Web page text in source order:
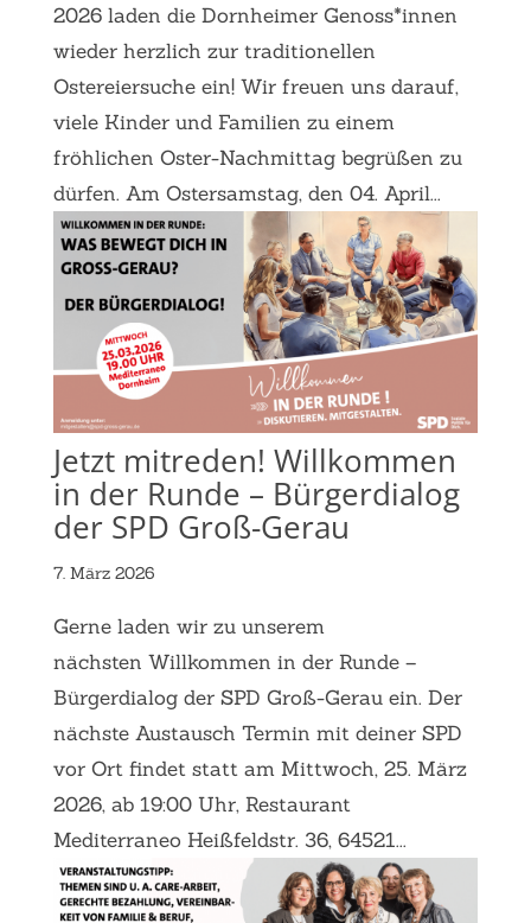
2026 laden die Dornheimer Genoss*innen
wieder herzlich zur traditionellen
Ostereiersuche ein! Wir freuen uns darauf,
viele Kinder und Familien zu einem
fröhlichen Oster-Nachmittag begrüßen zu
dürfen. Am Ostersamstag, den 04. April...
Jetzt mitreden! Willkommen
in der Runde – Bürgerdialog
der SPD Groß-Gerau
7. März 2026
Gerne laden wir zu unserem
nächsten Willkommen in der Runde –
Bürgerdialog der SPD Groß-Gerau ein. Der
nächste Austausch Termin mit deiner SPD
vor Ort findet statt am Mittwoch, 25. März
2026, ab 19:00 Uhr, Restaurant
Mediterraneo Heißfeldstr. 36, 64521...